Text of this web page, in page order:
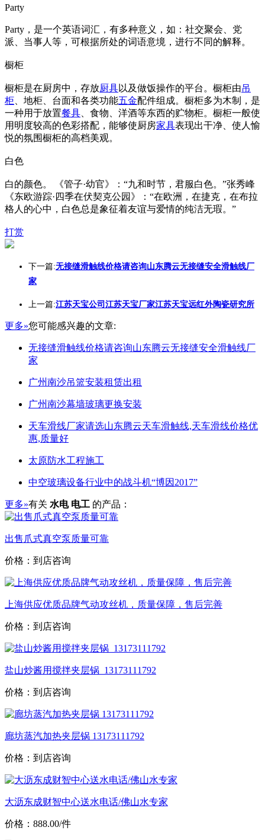
Party
Party，是一个英语词汇，有多种意义，如：社交聚会、党
派、当事人等，可根据所处的词语意境，进行不同的解释。
橱柜
橱柜是在厨房中，存放厨具以及做饭操作的平台。橱柜由吊
柜 、地柜、台面和各类功能五金配件组成。橱柜多为木制，是
一种用于放置餐具 、食物、洋酒等东西的贮物柜。橱柜一般使
用明度较高的色彩搭配，能够使厨房家具表现出干净、使人愉
悦的氛围橱柜的高档美观。
白色
白的颜色。 《管子·幼官》：“九和时节，君服白色。”张秀峰
《东欧游踪·四季在伏契克公园》：“在欧洲，在捷克，在布拉
格人的心中，白色总是象征着友谊与爱情的纯洁无瑕。”
打赏
下一篇:无接缝滑触线价格请咨询山东腾云无接缝安全滑触线厂
家
上一篇:江苏天宝公司江苏天宝厂家江苏天宝远红外陶瓷研究所
更多»您可能感兴趣的文章:
无接缝滑触线价格请咨询山东腾云无接缝安全滑触线厂
家
广州南沙吊篮安装租赁出租
广州南沙幕墙玻璃更换安装
天车滑线厂家请选山东腾云天车滑触线,天车滑线价格优
惠,质量好
太原防水工程施工
中空玻璃设备行业中的战斗机“博因2017”
更多»有关 水电 电工 的产品：
出售爪式真空泵质量可靠
价格：到店咨询
上海供应优质品牌气动攻丝机，质量保障，售后完善
价格：到店咨询
盐山炒酱用搅拌夹层锅_13173111792
价格：到店咨询
廊坊蒸汽加热夹层锅 13173111792
价格：到店咨询
大沥东成财智中心送水电话/佛山水专家
价格：888.00/件